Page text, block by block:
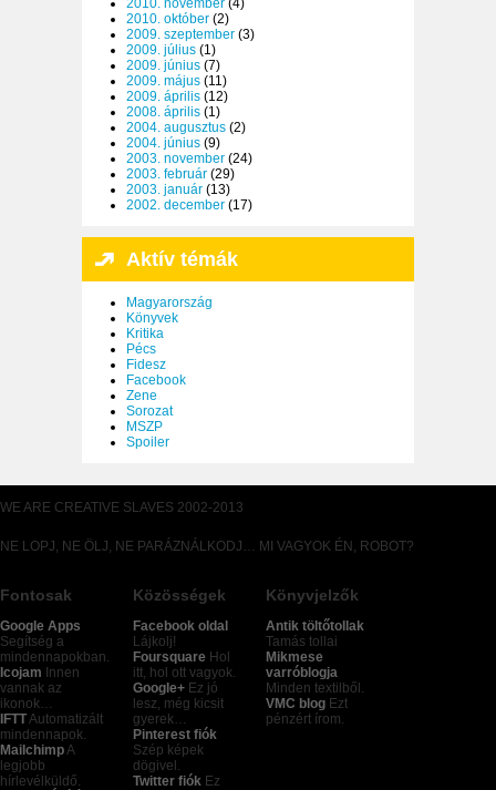
2010. november (4)
2010. október (2)
2009. szeptember (3)
2009. július (1)
2009. június (7)
2009. május (11)
2009. április (12)
2008. április (1)
2004. augusztus (2)
2004. június (9)
2003. november (24)
2003. február (29)
2003. január (13)
2002. december (17)
Aktív témák
Magyarország
Könyvek
Kritika
Pécs
Fidesz
Facebook
Zene
Sorozat
MSZP
Spoiler
WE ARE CREATIVE SLAVES 2002-2013
NE LOPJ, NE ÖLJ, NE PARÁZNÁLKODJ… MI VAGYOK ÉN, ROBOT?
Fontosak
Google Apps
Segítség a
mindennapokban.
Icojam Innen
vannak az
ikonok…
IFTTAutomatizált
mindennapok.
MailchimpA
legjobb
hírlevélküldő.
Közösségek
Facebook oldal
Lájkolj!
Foursquare Hol
itt, hol ott vagyok.
Google+ Ez jó
lesz, még kicsit
gyerek…
Pinterest fiók
Szép képek
dögivel.
Twitter fiók Ez
Könyvjelzők
Antik töltőtollak
Tamás tollai
Mikmese
varróblogja
Minden textilből.
VMC blog Ezt
pénzért írom.